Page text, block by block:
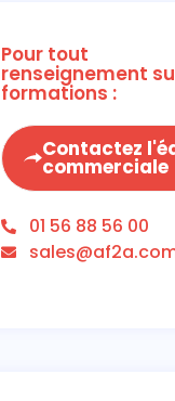
Pour tout
renseignement
formations :
Contactez
commerciale
01 56 88 56 00